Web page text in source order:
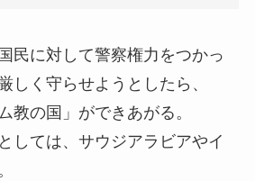
民に対して警察権力をつかっ
しく守らせようとしたら、
教の国」ができあがる。
しては、サウジアラビアやイ